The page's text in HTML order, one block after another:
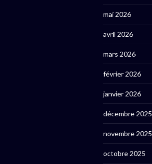
mai 2026
avril 2026
mars 2026
février 2026
janvier 2026
décembre 2025
novembre 2025
octobre 2025